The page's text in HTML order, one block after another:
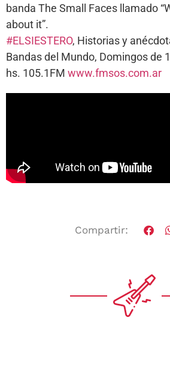
banda The Small Faces llamado
about it”.
#ELSIESTERO, Historias y
Bandas del Mundo, Domingos de
hs. 105.1FM www.fmsos.com.ar
Compartir: